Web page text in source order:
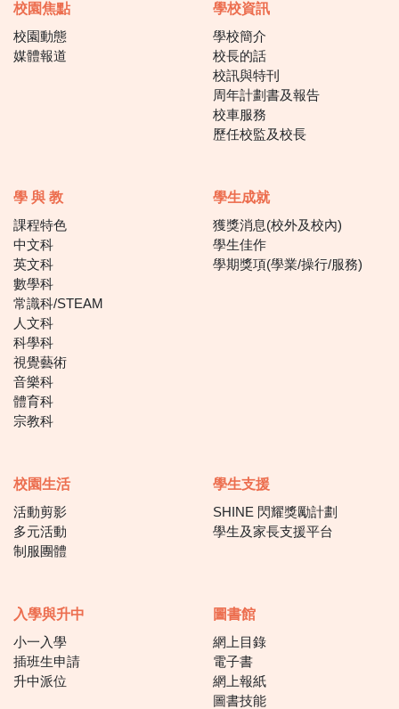
校園焦點
校園動態
媒體報道
學校資訊
學校簡介
校長的話
校訊與特刊
周年計劃書及報告
校車服務
歷任校監及校長
學 與 教
課程特色
中文科
英文科
數學科
常識科/STEAM
人文科
科學科
視覺藝術
音樂科
體育科
宗教科
學生成就
獲獎消息(校外及校內)
學生佳作
學期獎項(學業/操行/服務)
校園生活
活動剪影
多元活動
制服團體
學生支援
SHINE 閃耀獎勵計劃
學生及家長支援平台
入學與升中
小一入學
插班生申請
升中派位
圖書館
網上目錄
電子書
網上報紙
圖書技能